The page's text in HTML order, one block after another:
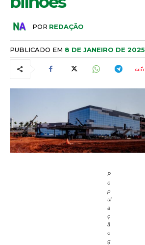
POR REDAÇÃO
PUBLICADO EM 8 DE JANEIRO DE 2025
P
o
p
ul
a
ç
ã
o
g